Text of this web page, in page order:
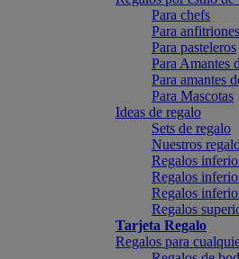
Para chefs
Para anfitriones
Para pasteleros
Para Amantes
Para amantes
Para Mascotas
Ideas de regalo
Sets de regalo
Nuestros
Regalos
Regalos
Regalos
Regalos
Tarjeta Regalo
Regalos para